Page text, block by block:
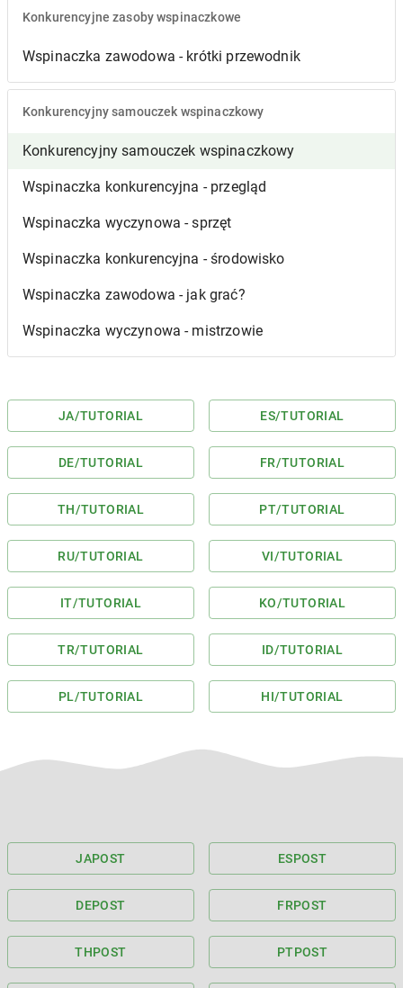
Konkurencyjne zasoby wspinaczkowe
Wspinaczka zawodowa - krótki przewodnik
Konkurencyjny samouczek wspinaczkowy
Konkurencyjny samouczek wspinaczkowy
Wspinaczka konkurencyjna - przegląd
Wspinaczka wyczynowa - sprzęt
Wspinaczka konkurencyjna - środowisko
Wspinaczka zawodowa - jak grać?
Wspinaczka wyczynowa - mistrzowie
JA/TUTORIAL ES/TUTORIAL
DE/TUTORIAL FR/TUTORIAL
TH/TUTORIAL PT/TUTORIAL
RU/TUTORIAL VI/TUTORIAL
IT/TUTORIAL KO/TUTORIAL
TR/TUTORIAL ID/TUTORIAL
PL/TUTORIAL HI/TUTORIAL
JAPOST ESPOST
DEPOST FRPOST
THPOST PTPOST